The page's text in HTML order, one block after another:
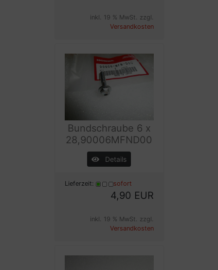
inkl. 19 % MwSt. zzgl.
Versandkosten
Bundschraube 6 x
28,90006MFND00
Details
Lieferzeit: sofort
4,90 EUR
inkl. 19 % MwSt. zzgl.
Versandkosten